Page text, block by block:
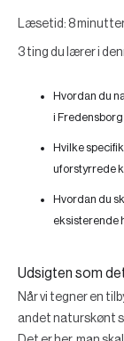
Læsetid: 8
3 ting du lærer i
Hvordan du
i
Hvilke
uforstyrrede
Hvordan du
eksisterende
Udsigten som
Når vi tegner en
andet naturskønt